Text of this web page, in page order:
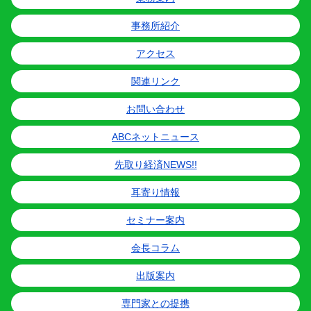
事務所紹介
アクセス
関連リンク
お問い合わせ
ABCネットニュース
先取り経済NEWS!!
耳寄り情報
セミナー案内
会長コラム
出版案内
専門家との提携